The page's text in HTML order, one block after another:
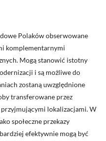
Polaków obserwowane
komplementarnymi
Mogą stanowić istotny
i są możliwe do
zostaną uwzględnione
transferowane przez
lokalizacjami. W
społeczne przekazy
efektywnie mogą być